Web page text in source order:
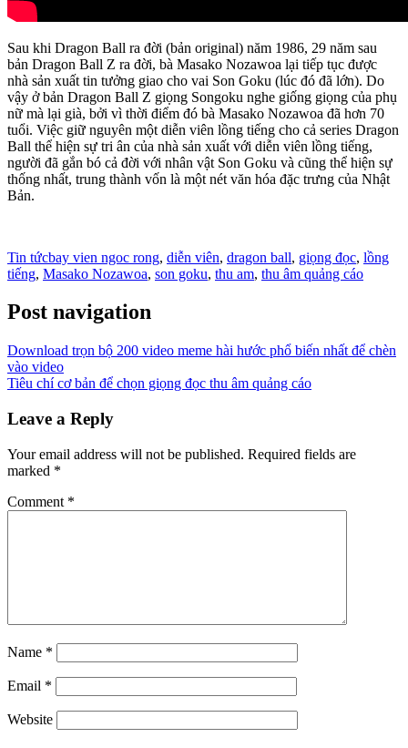
Sau khi Dragon Ball ra đời (bản original) năm 1986, 29 năm sau
bản Dragon Ball Z ra đời, bà Masako Nozawoa lại tiếp tục được
nhà sản xuất tin tưởng giao cho vai Son Goku (lúc đó đã lớn). Do
vậy ở bản Dragon Ball Z giọng Songoku nghe giống giọng của phụ
nữ mà lại già, bởi vì thời điểm đó bà Masako Nozawoa đã hơn 70
tuổi. Việc giữ nguyên một diễn viên lồng tiếng cho cả series Dragon
Ball thể hiện sự tri ân của nhà sản xuất với diễn viên lồng tiếng,
người đã gắn bó cả đời với nhân vật Son Goku và cũng thể hiện sự
thống nhất, trung thành vốn là một nét văn hóa đặc trưng của Nhật
Bản.
Tin tứcbay vien ngoc rong, diễn viên, dragon ball, giọng đọc, lồng
tiếng, Masako Nozawoa, son goku, thu am, thu âm quảng cáo
Post navigation
Download trọn bộ 200 video meme hài hước phổ biến nhất để chèn
vào video
Tiêu chí cơ bản để chọn giọng đọc thu âm quảng cáo
Leave a Reply
Your email address will not be published. Required fields are
marked *
Comment *
Name *
Email *
Website